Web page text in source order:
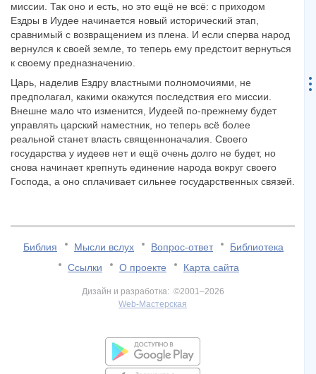
миссии. Так оно и есть, но это ещё не всё: с приходом
Ездры в Иудее начинается новый исторический этап,
сравнимый с возвращением из плена. И если сперва народ
вернулся к своей земле, то теперь ему предстоит вернуться
к своему предназначению.
Царь, наделив Ездру властными полномочиями, не
предполагал, какими окажутся последствия его миссии.
Внешне мало что изменится, Иудеей по-прежнему будет
управлять царский наместник, но теперь всё более
реальной станет власть священноначалия. Своего
государства у иудеев нет и ещё очень долго не будет, но
снова начинает крепнуть единение народа вокруг своего
Господа, а оно сплачивает сильнее государственных связей.
Библия Мысли вслух Вопрос-ответ
Библиотека
Ссылки
О проекте Карта сайта
Дизайн и разработка: ©2001–2026
Web-Мастерская